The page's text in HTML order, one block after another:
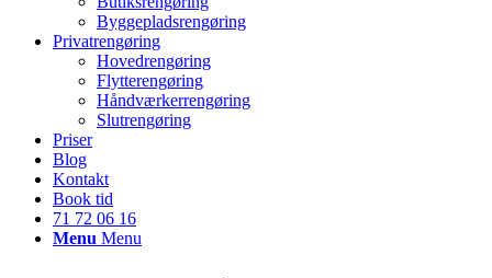
Byggepladsrengøring
Privatrengøring
Hovedrengøring
Flytterengøring
Håndværkerrengøring
Slutrengøring
Priser
Blog
Kontakt
Book tid
71 72 06 16
Menu Menu